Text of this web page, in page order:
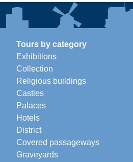
Tours by category
Exhibitions
Collection
Religious buildings
Castles
Palaces
Hotels
District
Covered passageways
Graveyards